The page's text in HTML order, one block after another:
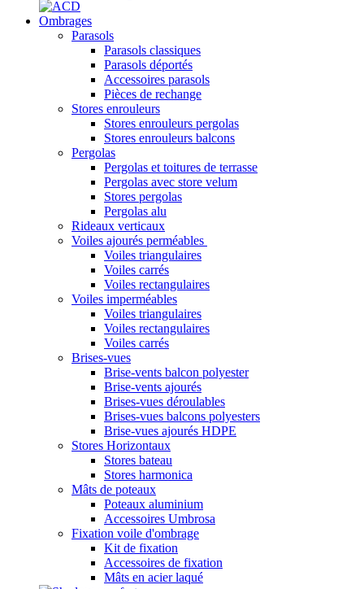
Ombrages
Parasols
Parasols classiques
Parasols déportés
Accessoires parasols
Pièces de rechange
Stores enrouleurs
Stores enrouleurs pergolas
Stores enrouleurs balcons
Pergolas
Pergolas et toitures de terrasse
Pergolas avec store velum
Stores pergolas
Pergolas alu
Rideaux verticaux
Voiles ajourés perméables
Voiles triangulaires
Voiles carrés
Voiles rectangulaires
Voiles imperméables
Voiles triangulaires
Voiles rectangulaires
Voiles carrés
Brises-vues
Brise-vents balcon polyester
Brise-vents ajourés
Brises-vues déroulables
Brises-vues balcons polyesters
Brise-vues ajourés HDPE
Stores Horizontaux
Stores bateau
Stores harmonica
Mâts de poteaux
Poteaux aluminium
Accessoires Umbrosa
Fixation voile d'ombrage
Kit de fixation
Accessoires de fixation
Mâts en acier laqué